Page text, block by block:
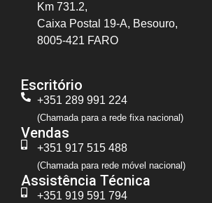
Km 731.2,
Caixa Postal 19-A, Besouro,
8005-421 FARO
Escritório
+351 289 991 224
(Chamada para a rede fixa nacional)
Vendas
+351 917 515 488
(Chamada para rede móvel nacional)
Assistência Técnica
+351 919 591 794